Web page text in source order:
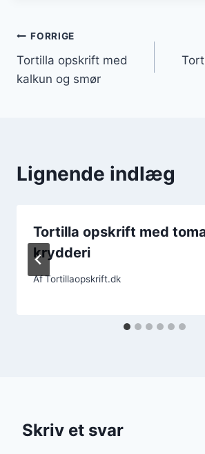
Indlægsnavigation
FORRIGE
Tortilla opskrift med
kalkun og smør
Lignende indlæg
Tortilla opskrift med
krydderi
AfTortillaopskrift.dk
Skriv et svar